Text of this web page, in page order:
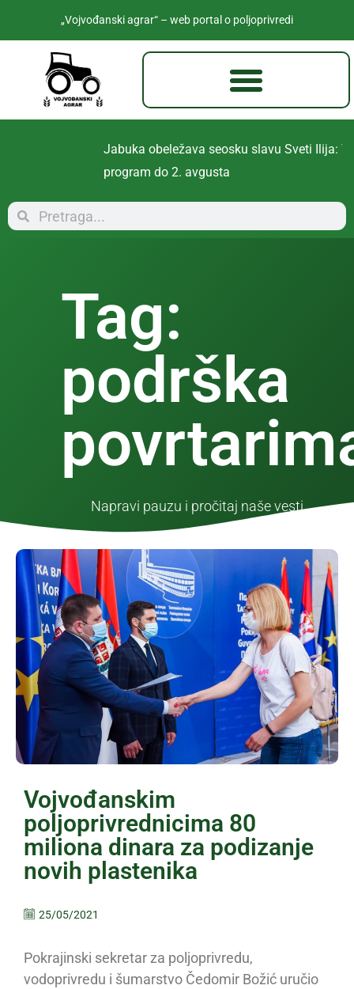
„Vojvođanski agrar“ – web portal o poljoprivredi
Jabuka obeležava seosku slavu Sveti Ilija: Višednevni
program do 2. avgusta
Tag:
podrška
Napravi pauzu i pročitaj naše vesti
Vojvođanskim
poljoprivrednicima 80
miliona dinara za podizanje
novih plastenika
25/05/2021
Pokrajinski sekretar za poljoprivredu,
vodoprivredu i šumarstvo Čedomir Božić uručio